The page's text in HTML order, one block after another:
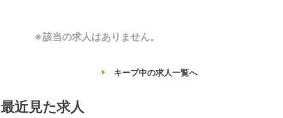
※該当の求人はありません。
キープ中の求人一覧へ
最近見た求人